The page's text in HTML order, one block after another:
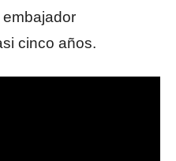
cinco años.